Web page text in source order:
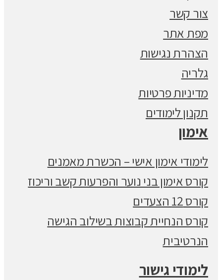
צור קשר
מפת אתר
הצהרת נגישות
גלריה
מדיניות פרטיות
תקנון לימודים
אימון
לימודי אימון אישי – הכשרת מאמנים
קורס אימון בני נוער והפרעות קשב וריכוז
קורס 12 הצעדים
קורס הנחיית קבוצות בשילוב הגישה
הנרטיבית
לימודי גישור